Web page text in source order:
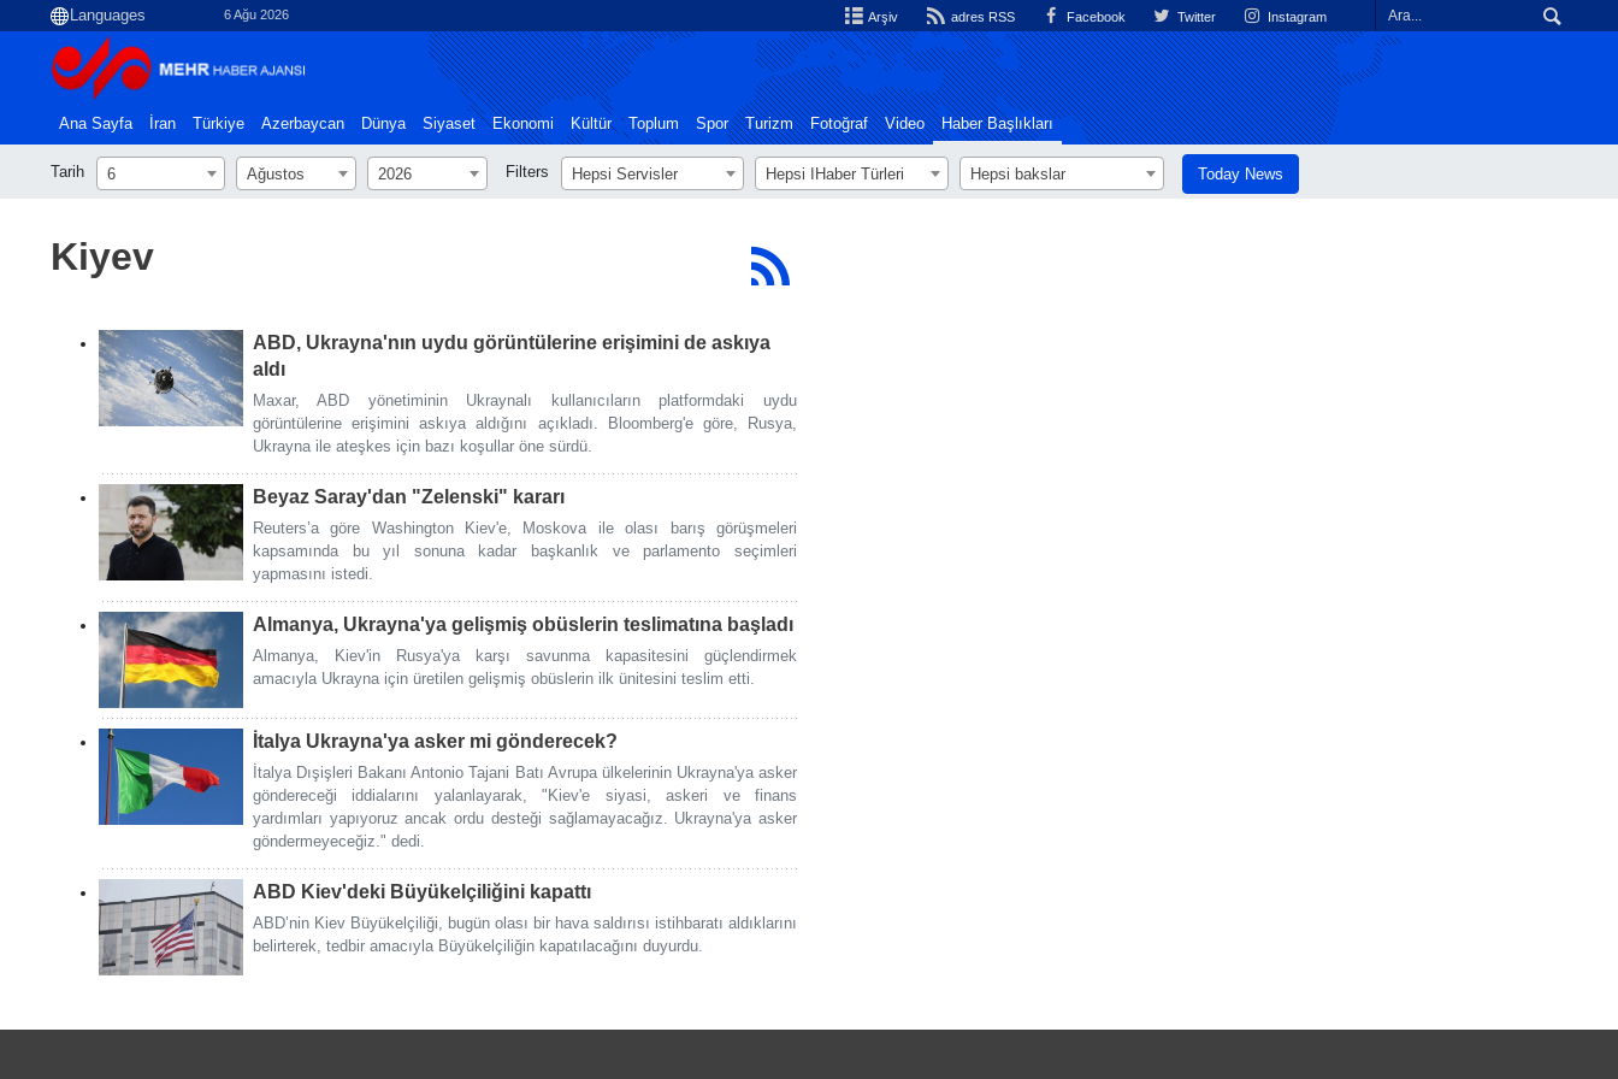
6 Ağu 2026 Arşiv adres RSS Facebook Twitter Instagram
Ana Sayfa İran Türkiye Azerbaycan Dünya Siyaset Ekonomi Kültür Toplum Spor Turizm Fotoğraf Video Haber Başlıkları
Tarih 6 Ağustos 2026 Filters Hepsi Servisler Hepsi اHaber Türleri Hepsi bakslar Today News
Kiyev
ABD, Ukrayna'nın uydu görüntülerine erişimini de askıya
aldı
Maxar, ABD yönetiminin Ukraynalı kullanıcıların platformdaki uydu
görüntülerine erişimini askıya aldığını açıkladı. Bloomberg'e göre, Rusya,
Ukrayna ile ateşkes için bazı koşullar öne sürdü.
Beyaz Saray'dan "Zelenski" kararı
Reuters’a göre Washington Kiev'e, Moskova ile olası barış görüşmeleri
kapsamında bu yıl sonuna kadar başkanlık ve parlamento seçimleri
yapmasını istedi.
Almanya, Ukrayna'ya gelişmiş obüslerin teslimatına başladı
Almanya, Kiev'in Rusya'ya karşı savunma kapasitesini güçlendirmek
amacıyla Ukrayna için üretilen gelişmiş obüslerin ilk ünitesini teslim etti.
İtalya Ukrayna'ya asker mi gönderecek?
İtalya Dışişleri Bakanı Antonio Tajani Batı Avrupa ülkelerinin Ukrayna'ya asker
göndereceği iddialarını yalanlayarak, "Kiev'e siyasi, askeri ve finans
yardımları yapıyoruz ancak ordu desteği sağlamayacağız. Ukrayna'ya asker
göndermeyeceğiz." dedi.
ABD Kiev'deki Büyükelçiliğini kapattı
ABD’nin Kiev Büyükelçiliği, bugün olası bir hava saldırısı istihbaratı aldıklarını
belirterek, tedbir amacıyla Büyükelçiliğin kapatılacağını duyurdu.